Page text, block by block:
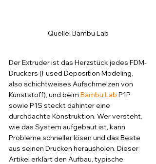
Quelle: Bambu Lab
Der Extruder ist das Herzstück jedes FDM-
Druckers (Fused Deposition Modeling,
also schichtweises Aufschmelzen von
Kunststoff), und beim Bambu Lab P1P
sowie P1S steckt dahinter eine
durchdachte Konstruktion. Wer versteht,
wie das System aufgebaut ist, kann
Probleme schneller lösen und das Beste
aus seinen Drucken herausholen. Dieser
Artikel erklärt den Aufbau, typische